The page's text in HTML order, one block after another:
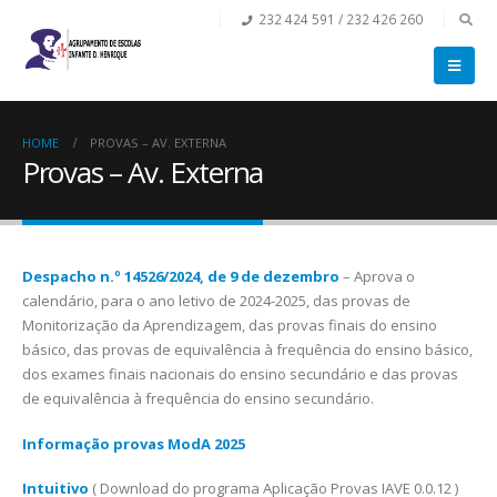
232 424 591 / 232 426 260
HOME PROVAS – AV. EXTERNA
Provas – Av. Externa
Despacho n.º 14526/2024, de 9 de dezembro – Aprova o
calendário, para o ano letivo de 2024-2025, das provas de
Monitorização da Aprendizagem, das provas finais do ensino
básico, das provas de equivalência à frequência do ensino básico,
dos exames finais nacionais do ensino secundário e das provas
de equivalência à frequência do ensino secundário.
Informação provas ModA 2025
Intuitivo ( Download do programa Aplicação Provas IAVE 0.0.12 )